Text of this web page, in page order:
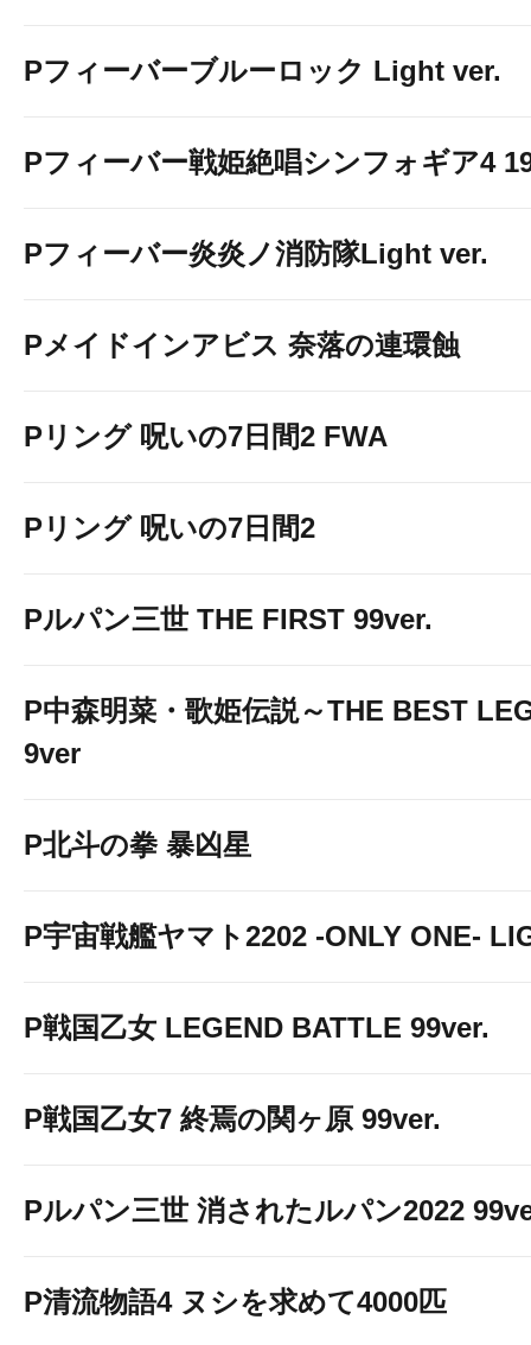
Pフィーバーブルーロック Light ver.
Pフィーバー戦姫絶唱シンフォギア4
Pフィーバー炎炎ノ消防隊Light ver.
Pメイドインアビス 奈落の連環蝕
Pリング 呪いの7日間2 FWA
Pリング 呪いの7日間2
Pルパン三世 THE FIRST 99ver.
P中森明菜・歌姫伝説～THE BEST
9ver
P北斗の拳 暴凶星
P宇宙戦艦ヤマト2202 -ONLY ONE-
P戦国乙女 LEGEND BATTLE 99ver.
P戦国乙女7 終焉の関ヶ原 99ver.
Pルパン三世 消されたルパン2022
P清流物語4 ヌシを求めて4000匹